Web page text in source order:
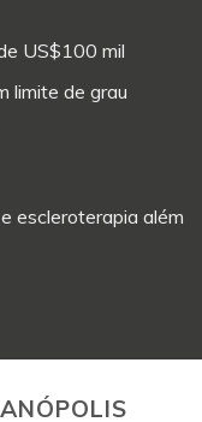
US$100 mil
limite de grau
escleroterapia além